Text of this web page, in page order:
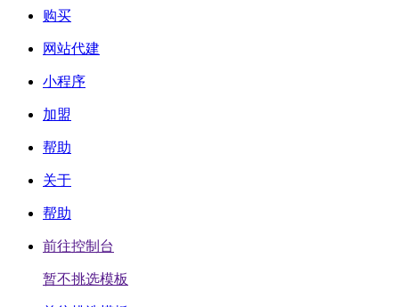
购买
网站代建
小程序
加盟
帮助
关于
帮助
前往控制台
暂不挑选模板